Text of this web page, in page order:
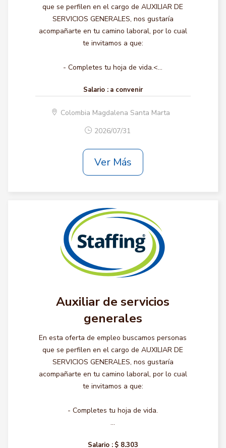
que se perfilen en el cargo de AUXILIAR DE
SERVICIOS GENERALES, nos gustaría
acompañarte en tu camino laboral, por lo cual
te invitamos a que:
- Completes tu hoja de vida.<...
Salario : a convenir
Colombia Magdalena Santa Marta
2026/07/31
Ver Más
Auxiliar de servicios
generales
En esta oferta de empleo buscamos personas
que se perfilen en el cargo de AUXILIAR DE
SERVICIOS GENERALES, nos gustaría
acompañarte en tu camino laboral, por lo cual
te invitamos a que:
- Completes tu hoja de vida.
...
Salario : $ 8.303